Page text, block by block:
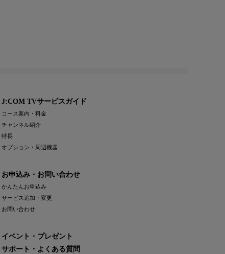
J:COM TVサービスガイド
コース案内・料金
チャンネル紹介
特長
オプション・周辺機器
お申込み・お問い合わせ
かんたんお申込み
サービス追加・変更
お問い合わせ
イベント・プレゼント
サポート・よくある質問